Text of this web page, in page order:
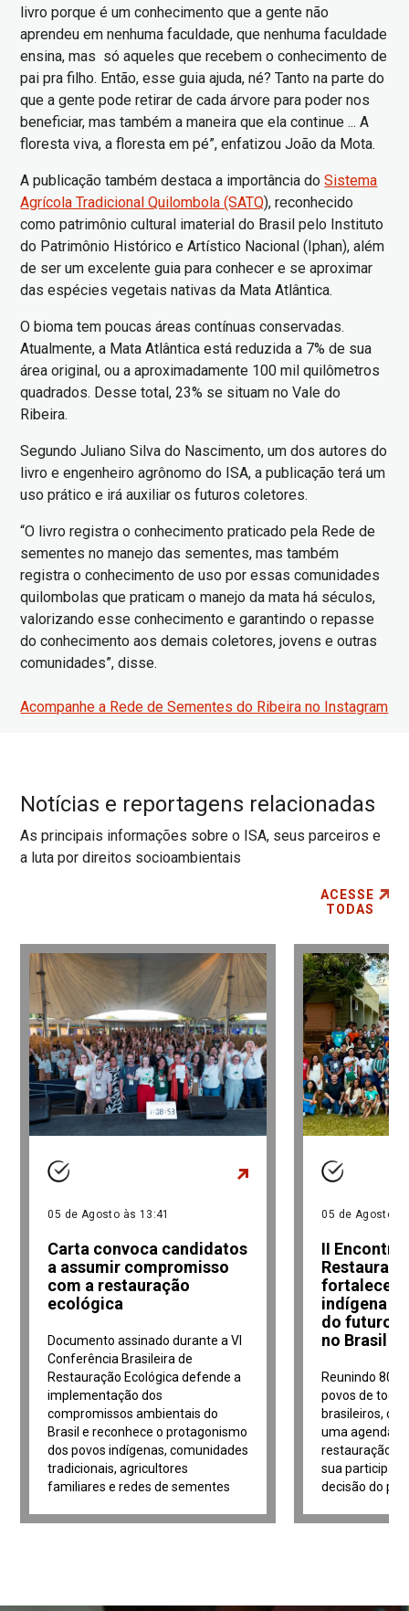
livro porque é um conhecimento que a gente não
aprendeu em nenhuma faculdade, que nenhuma faculdade
ensina, mas só aqueles que recebem o conhecimento de
pai pra filho. Então, esse guia ajuda, né? Tanto na parte do
que a gente pode retirar de cada árvore para poder nos
beneficiar, mas também a maneira que ela continue ... A
floresta viva, a floresta em pé”, enfatizou João da Mota.
A publicação também destaca a importância doSistema
Agrícola Tradicional Quilombola (SATQ), reconhecido
como patrimônio cultural imaterial do Brasil pelo Instituto
do Patrimônio Histórico e Artístico Nacional (Iphan), além
de ser um excelente guia para conhecer e se aproximar
das espécies vegetais nativas da Mata Atlântica.
O bioma tem poucas áreas contínuas conservadas.
Atualmente, a Mata Atlântica está reduzida a 7% de sua
área original, ou a aproximadamente 100 mil quilômetros
quadrados. Desse total, 23% se situam no Vale do
Ribeira.
Segundo Juliano Silva do Nascimento, um dos autores do
livro e engenheiro agrônomo do ISA, a publicação terá um
uso prático e irá auxiliar os futuros coletores.
“O livro registra o conhecimento praticado pela Rede de
sementes no manejo das sementes, mas também
registra o conhecimento de uso por essas comunidades
quilombolas que praticam o manejo da mata há séculos,
valorizando esse conhecimento e garantindo o repasse
do conhecimento aos demais coletores, jovens e outras
comunidades”, disse.
Acompanhe a Rede de Sementes do Ribeira no Instagram
Notícias e reportagens relacionadas
As principais informações sobre o ISA, seus parceiros e
a luta por direitos socioambientais
ACESSE
TODAS
05 de Agosto às 13:41
Carta convoca candidatos
a assumir compromisso
com a restauração
ecológica
Documento assinado durante a VI
Conferência Brasileira de
Restauração Ecológica defende a
implementação dos
compromissos ambientais do
Brasil e reconhece o protagonismo
dos povos indígenas, comunidades
tradicionais, agricultores
familiares e redes de sementes
05 de Agosto
II Encontro
fortalece
indígena
do futuro
no Brasil
Reunindo 80
povos de
brasileiros, o
uma agenda
restauração
sua
decisão do